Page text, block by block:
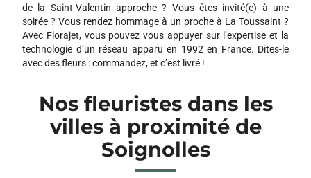
de la Saint-Valentin approche ? Vous êtes invité(e) à une
soirée ? Vous rendez hommage à un proche à La Toussaint ?
Avec Florajet, vous pouvez vous appuyer sur l’expertise et la
technologie d’un réseau apparu en 1992 en France. Dites-le
avec des fleurs : commandez, et c’est livré !
Nos fleuristes dans les
villes à proximité de
Soignolles